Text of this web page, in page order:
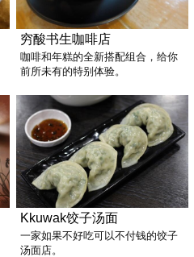
穷酸书生咖啡店
咖啡和年糕的全新搭配组合，给你
前所未有的特别体验。
Kkuwak饺子汤面
一家如果不好吃可以不付钱的饺子
汤面店。